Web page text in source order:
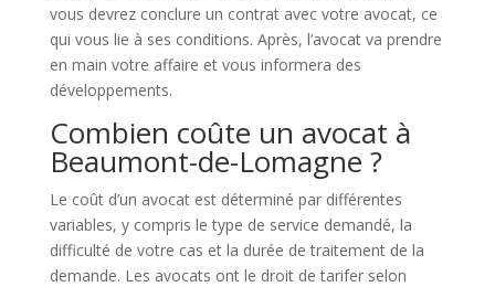
vous devrez conclure un contrat avec votre avocat, ce
qui vous lie à ses conditions. Après, l’avocat va prendre
en main votre affaire et vous informera des
développements.
Combien coûte un avocat à
Beaumont-de-Lomagne ?
Le coût d’un avocat est déterminé par différentes
variables, y compris le type de service demandé, la
difficulté de votre cas et la durée de traitement de la
demande. Les avocats ont le droit de tarifer selon